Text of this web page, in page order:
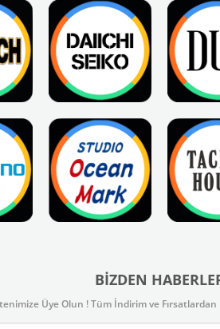
BIZDEN
Üye Olun ! Tüm İndirim ve